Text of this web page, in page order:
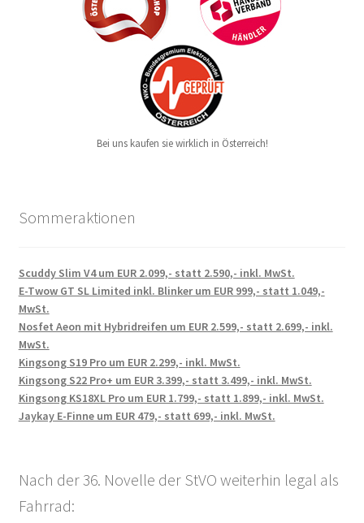
Bei uns kaufen sie wirklich in Österreich!
Sommeraktionen
Scuddy Slim V4 um EUR 2.099,- statt 2.590,- inkl. MwSt.
E-Twow GT SL Limited inkl. Blinker um EUR 999,- statt 1.049,-
MwSt.
Nosfet Aeon mit Hybridreifen um EUR 2.599,- statt 2.699,- inkl.
MwSt.
Kingsong S19 Pro um EUR 2.299,- inkl. MwSt.
Kingsong S22 Pro+ um EUR 3.399,- statt 3.499,- inkl. MwSt.
Kingsong KS18XL Pro um EUR 1.799,- statt 1.899,- inkl. MwSt.
Jaykay E-Finne um EUR 479,- statt 699,- inkl. MwSt.
Nach der 36. Novelle der StVO weiterhin legal als
Fahrrad: